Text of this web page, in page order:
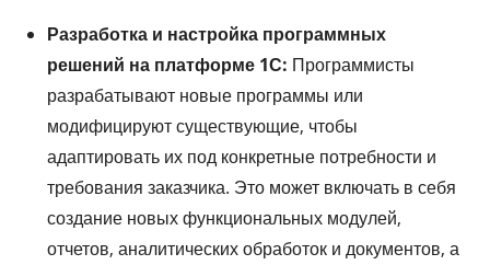
Разработка и настройка программных
решений на платформе 1С: Программисты
разрабатывают новые программы или
модифицируют существующие, чтобы
адаптировать их под конкретные потребности и
требования заказчика. Это может включать в себя
создание новых функциональных модулей,
отчетов, аналитических обработок и документов, а